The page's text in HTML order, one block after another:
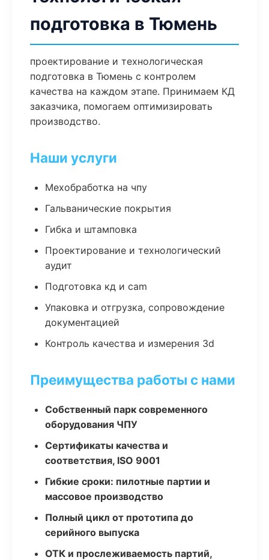
подготовка в Тюмень
проектирование и технологическая
подготовка в Тюмень с контролем
качества на каждом этапе. Принимаем КД
заказчика, помогаем оптимизировать
производство.
Наши услуги
Мехобработка на чпу
Гальванические покрытия
Гибка и штамповка
Проектирование и технологический
аудит
Подготовка кд и cam
Упаковка и отгрузка, сопровождение
документацией
Контроль качества и измерения 3d
Преимущества работы с нами
Собственный парк современного
оборудования ЧПУ
Сертификаты качества и
соответствия, ISO 9001
Гибкие сроки: пилотные партии и
массовое производство
Полный цикл от прототипа до
серийного выпуска
ОТК и прослеживаемость партий,